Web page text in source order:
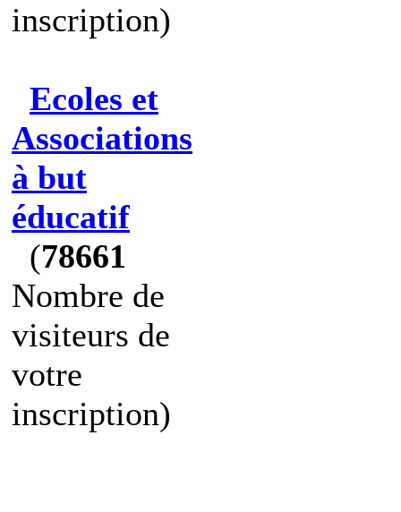
inscription)
Ecoles et
Associations
à but
éducatif
(78661
Nombre de
visiteurs de
votre
inscription)